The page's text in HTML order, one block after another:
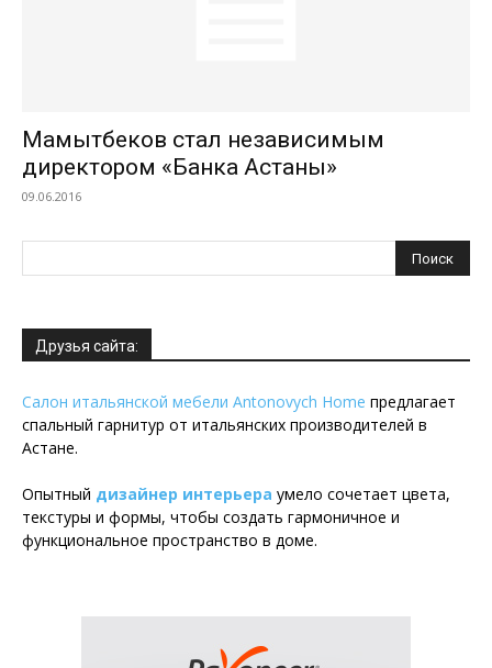
Мамытбеков стал независимым
директором «Банка Астаны»
09.06.2016
Друзья сайта:
Салон итальянской мебели Antonovych Home предлагает
спальный гарнитур от итальянских производителей в
Астане.
Опытный дизайнер интерьера умело сочетает цвета,
текстуры и формы, чтобы создать гармоничное и
функциональное пространство в доме.